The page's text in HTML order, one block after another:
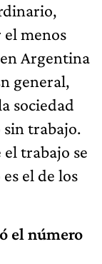
el menos
Argentina
general,
sociedad
trabajo.
el trabajo se
el de los
el número